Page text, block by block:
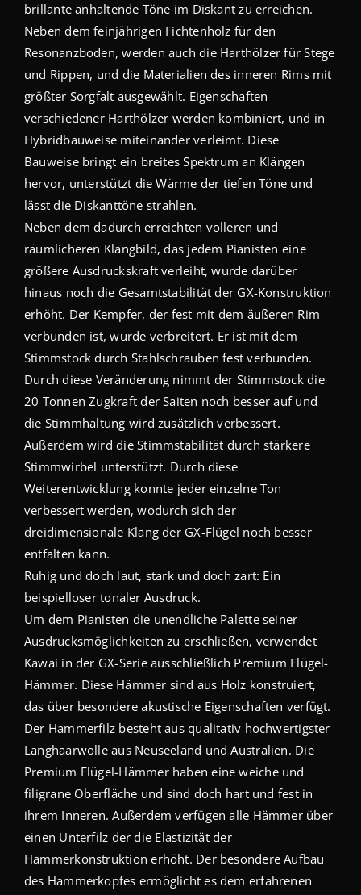
brillante anhaltende Töne im Diskant zu erreichen.
Neben dem feinjährigen Fichtenholz für den
Resonanzboden, werden auch die Harthölzer für Stege
und Rippen, und die Materialien des inneren Rims mit
größter Sorgfalt ausgewählt. Eigenschaften
verschiedener Harthölzer werden kombiniert, und in
Hybridbauweise miteinander verleimt. Diese
Bauweise bringt ein breites Spektrum an Klängen
hervor, unterstützt die Wärme der tiefen Töne und
lässt die Diskanttöne strahlen.
Neben dem dadurch erreichten volleren und
räumlicheren Klangbild, das jedem Pianisten eine
größere Ausdruckskraft verleiht, wurde darüber
hinaus noch die Gesamtstabilität der GX-Konstruktion
erhöht. Der Kempfer, der fest mit dem äußeren Rim
verbunden ist, wurde verbreitert. Er ist mit dem
Stimmstock durch Stahlschrauben fest verbunden.
Durch diese Veränderung nimmt der Stimmstock die
20 Tonnen Zugkraft der Saiten noch besser auf und
die Stimmhaltung wird zusätzlich verbessert.
Außerdem wird die Stimmstabilität durch stärkere
Stimmwirbel unterstützt. Durch diese
Weiterentwicklung konnte jeder einzelne Ton
verbessert werden, wodurch sich der
dreidimensionale Klang der GX-Flügel noch besser
entfalten kann.
Ruhig und doch laut, stark und doch zart: Ein
beispielloser tonaler Ausdruck.
Um dem Pianisten die unendliche Palette seiner
Ausdrucksmöglichkeiten zu erschließen, verwendet
Kawai in der GX-Serie ausschließlich Premium Flügel-
Hämmer. Diese Hämmer sind aus Holz konstruiert,
das über besondere akustische Eigenschaften verfügt.
Der Hammerfilz besteht aus qualitativ hochwertigster
Langhaarwolle aus Neuseeland und Australien. Die
Premium Flügel-Hämmer haben eine weiche und
filigrane Oberfläche und sind doch hart und fest in
ihrem Inneren. Außerdem verfügen alle Hämmer über
einen Unterfilz der die Elastizität der
Hammerkonstruktion erhöht. Der besondere Aufbau
des Hammerkopfes ermöglicht es dem erfahrenen